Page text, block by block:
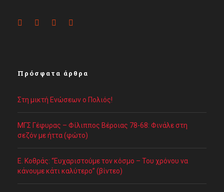
Πρόσφατα άρθρα
Στη μικτή Ενώσεων ο Πολιός!
ΜΓΣ Γέφυρας – Φίλιππος Βέροιας 78-68: Φινάλε στη
σεζόν με ήττα (φώτο)
Ε. Κοθράς: “Ευχαριστούμε τον κόσμο – Του χρόνου να
κάνουμε κάτι καλύτερο” (βίντεο)